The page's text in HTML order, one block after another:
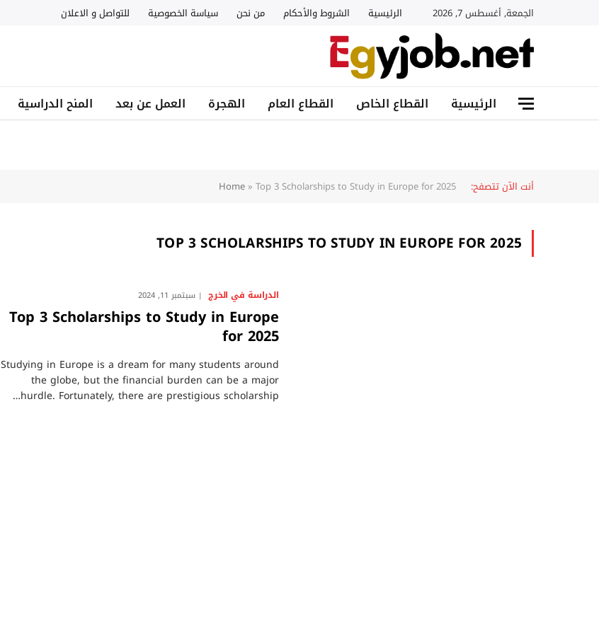
الجمعة, أغسطس 7, 2026 الرئيسية الشروط والأحكام من نحن سياسة الخصوصية للتواصل و الاعلان
الرئيسية القطاع الخاص القطاع العام الهجرة العمل عن بعد المنح الدراسية
أنت الآن تتصفح: Home » Top 3 Scholarships to Study in Europe for 2025
TOP 3 SCHOLARSHIPS TO STUDY IN EUROPE FOR 2025
الدراسة في الخرج سبتمبر 11, 2024
Top 3 Scholarships to Study in Europe
for 2025
Studying in Europe is a dream for many students around
the globe, but the financial burden can be a major
hurdle. Fortunately, there are prestigious scholarship…